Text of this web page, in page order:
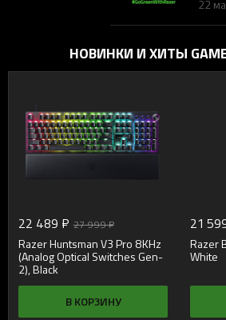
22
НОВИНКИ И ХИТЫ
22 489 ₽ 27 999 ₽
Razer Huntsman V3 Pro 8KHz
(Analog Optical Switches Gen-
2), Black
В КОРЗИНУ
21
Razer
White